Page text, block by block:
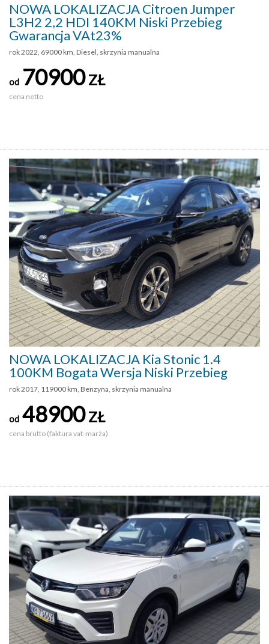
NOWA LOKALIZACJA Citroen Jumper
L3H2 2,2 HDI 140KM Niski Przebieg
Gwarancja VAt23%
rok 2022, 69000 km, Diesel, skrzynia manualna
od 70900ZŁ
cena netto
NOWA LOKALIZACJA Kia Stonic 1.4
100KM Bogata Wersja Niski Przebieg
rok 2017, 119000 km, Benzyna, skrzynia manualna
od 48900ZŁ
cena brutto (faktura vat-marża)